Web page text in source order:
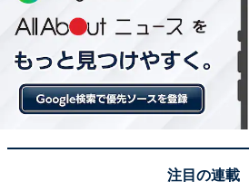
展望桧風呂からの美しい景色や
心地よい
但馬の新鮮な食材を活かしたボ
注目の連載